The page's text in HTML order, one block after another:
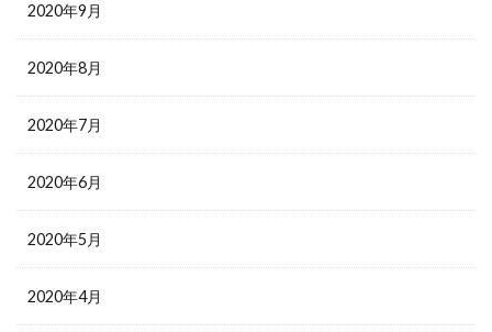
2020年9月
2020年8月
2020年7月
2020年6月
2020年5月
2020年4月